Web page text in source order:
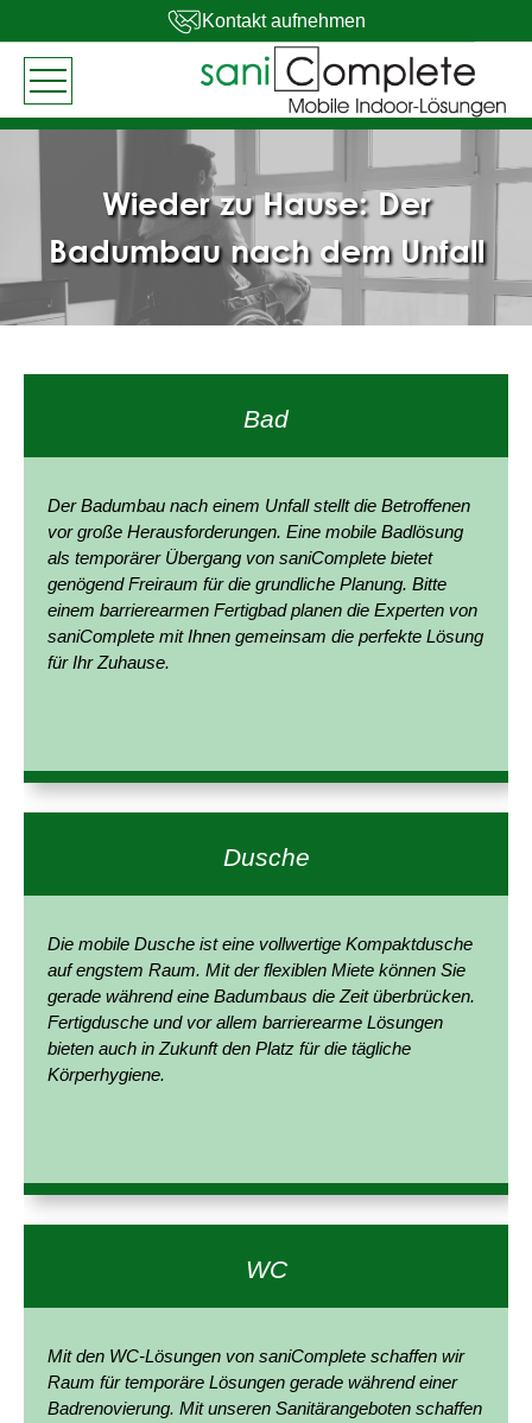
Kontakt aufnehmen
Wieder zu Hause: Der
Badumbau nach dem Unfall
Bad
Der Badumbau nach einem Unfall stellt die Betroffenen
vor große Herausforderungen. Eine mobile Badlösung
als temporärer Übergang von saniComplete bietet
genögend Freiraum für die grundliche Planung. Bitte
einem barrierearmen Fertigbad planen die Experten von
saniComplete mit Ihnen gemeinsam die perfekte Lösung
für Ihr Zuhause.
Dusche
Die mobile Dusche ist eine vollwertige Kompaktdusche
auf engstem Raum. Mit der flexiblen Miete können Sie
gerade während eine Badumbaus die Zeit überbrücken.
Fertigdusche und vor allem barrierearme Lösungen
bieten auch in Zukunft den Platz für die tägliche
Körperhygiene.
WC
Mit den WC-Lösungen von saniComplete schaffen wir
Raum für temporäre Lösungen gerade während einer
Badrenovierung. Mit unseren Sanitärangeboten schaffen